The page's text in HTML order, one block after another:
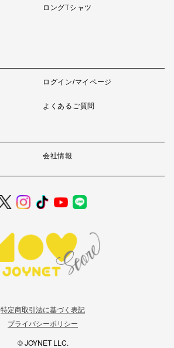
ロングTシャツ
ログイン/マイページ
よくあるご質問
会社情報
特定商取引法に基づく表記
プライバシーポリシー
© JOYNET LLC.